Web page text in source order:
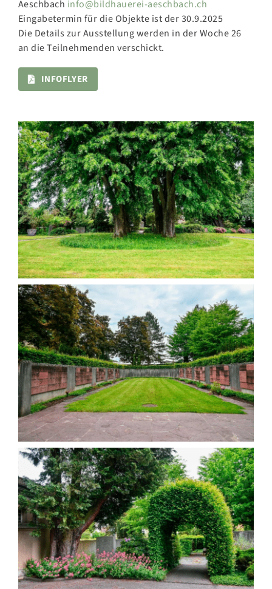
Aeschbach info@bildhauerei-aeschbach.ch
Eingabetermin für die Objekte ist der 30.9.2025
Die Details zur Ausstellung werden in der Woche 26
an die Teilnehmenden verschickt.
INFOFLYER